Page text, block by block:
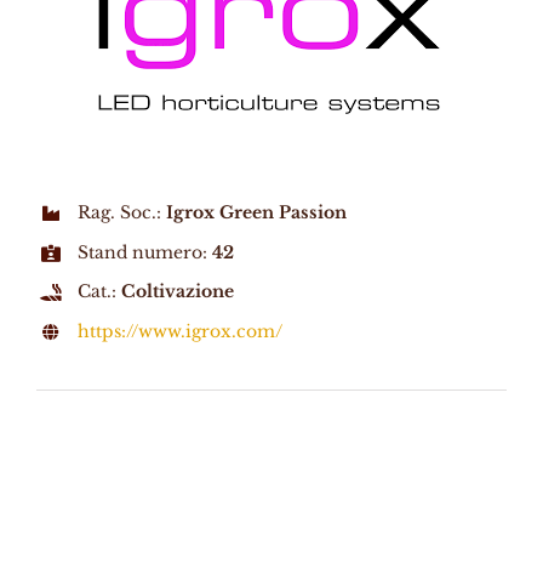
Rag. Soc.: Igrox Green Passion
Stand numero: 42
Cat.: Coltivazione
https://www.igrox.com/